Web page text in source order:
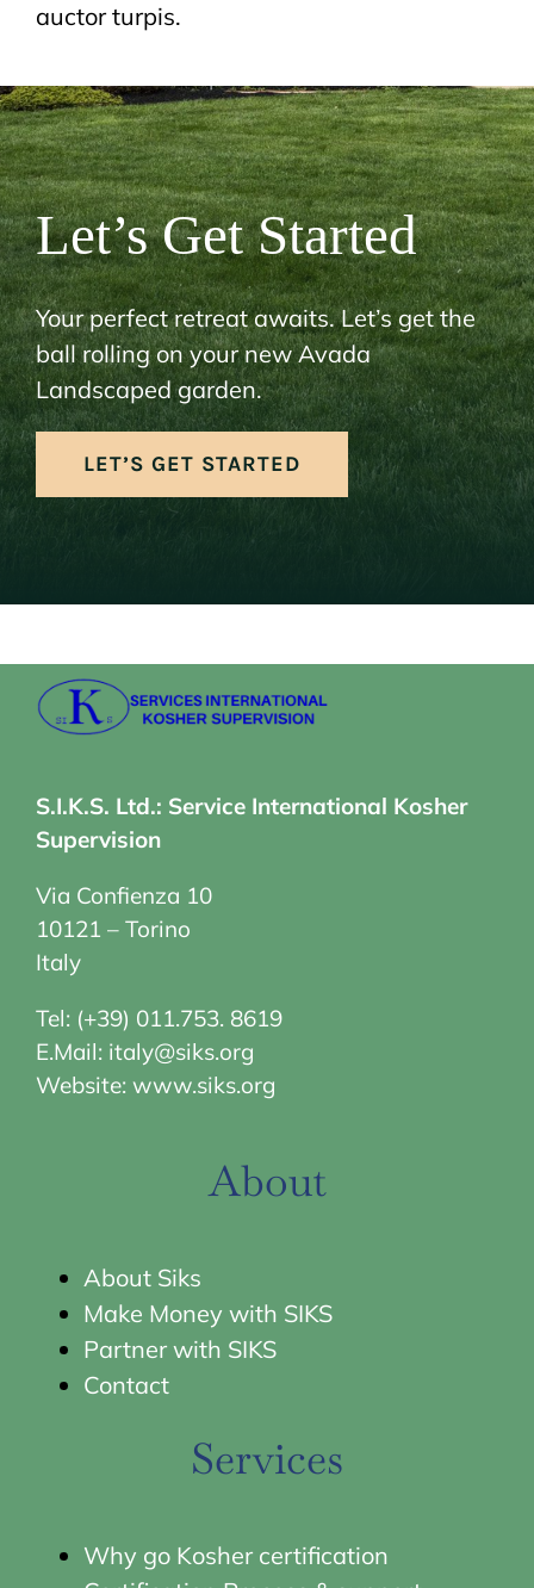
auctor turpis.
Let’s Get Started
Your perfect retreat awaits. Let’s get the
ball rolling on your new Avada
Landscaped garden.
LET’S GET STARTED
S.I.K.S. Ltd.: Service International Kosher
Supervision
Via Confienza 10
10121 – Torino
Italy
Tel: (+39) 011.753. 8619
E.Mail: italy@siks.org
Website: www.siks.org
About
About Siks
Make Money with SIKS
Partner with SIKS
Contact
Services
Why go Kosher certification